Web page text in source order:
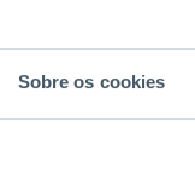
Sobre os cookies